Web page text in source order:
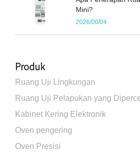
Mini?
2026/06/04
Produk
Ruang Uji Lingkungan
Ruang Uji Pelapukan yang
Kabinet Kering Elektronik
Oven pengering
Oven Presisi